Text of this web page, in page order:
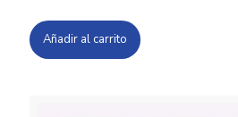
Añadir al carrito